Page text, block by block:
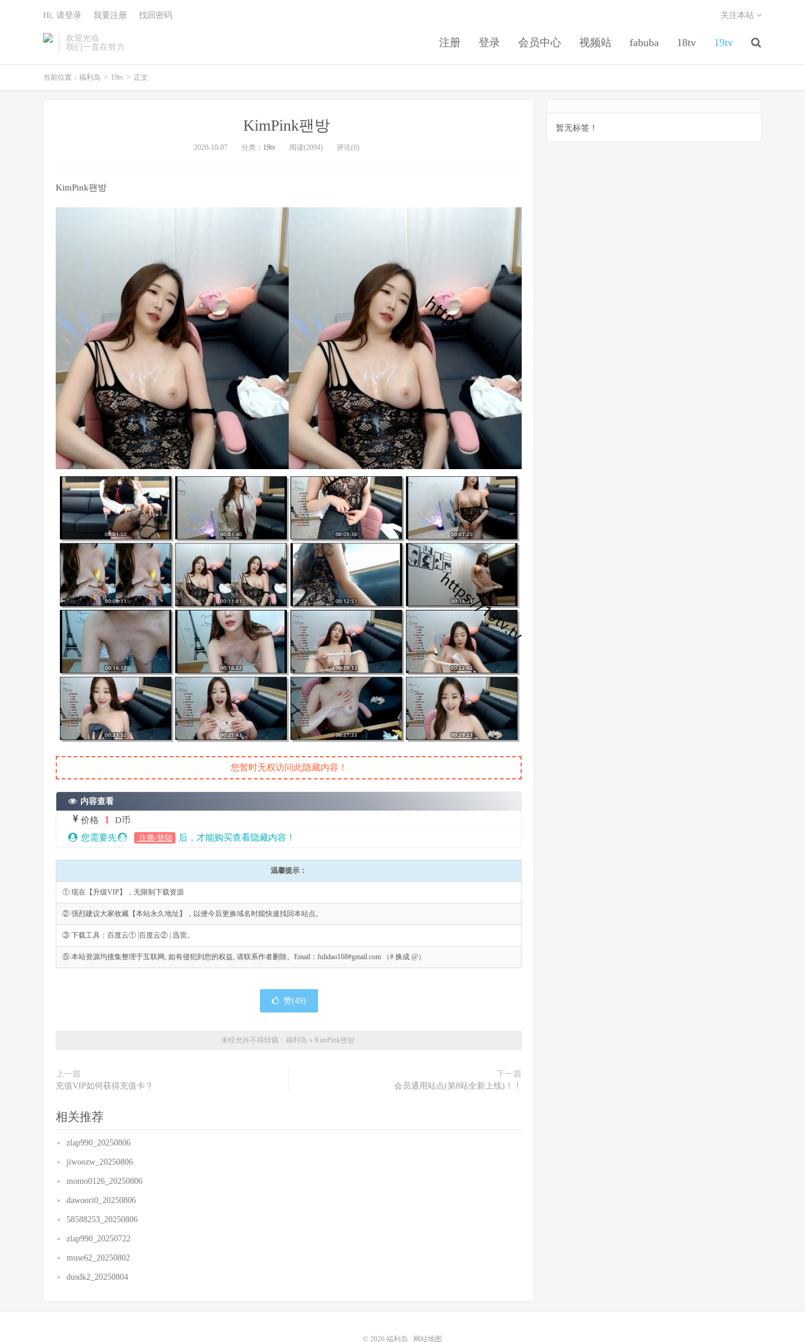
欢迎光临
我们一直在努力
注册 登录 会员中心 视频站 fabuba 18tv 19tv
关注本站
Hi, 请登录 我要注册 找回密码
当前位置： 福利岛 > 19tv > 正文
KimPink팬방
2020-10-07 分类： 19tv 阅读(2094) 评论(0)
KimPink팬방
您暂时无权访问此隐藏内容！
内容查看
价格 1
D币
您需要先
注册/登陆 后，才能购买查看隐藏内容！
温馨提示：
① 现在【升级VIP】，无限制下载资源
② 强烈建议大家收藏【本站永久地址】，以便今后更换域名时能快速找回本站点。
③ 下载工具：百度云① |百度云② | 迅雷。
⑤ 本站资源均搜集整理于互联网, 如有侵犯到您的权益, 请联系作者删除。Email：fulidao168#gmail.com （# 换成 @）
赞(49)
未经允许不得转载： 福利岛 » KimPink팬방
上一篇
充值VIP如何获得充值卡？
下一篇
会员通用站点(第8站全新上线)！！
相关推荐
zlap990_20250806
jiwoozw_20250806
momo0126_20250806
dawoori0_20250806
58588253_20250806
zlap990_20250722
muse62_20250802
dusdk2_20250804
暂无标签！
© 2026 福利岛 网站地图